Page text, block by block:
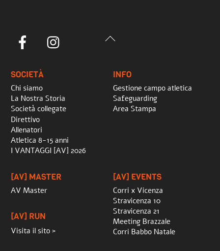
Back
Facebook
SOCIETÀ
Chi siamo
La Nostra Storia
Società collegate
Direttivo
Allenatori
Atletica 8-15 anni
I VANTAGGI [AV] 2026
INFO
Gestione campo atletica
Safeguarding
Area Stampa
[AV] MASTER
AV Master
[AV] RUN
Visita il sito >
[AV] EVENTS
Corri x Vicenza
Stravicenza 10
Stravicenza 21
Meeting Brazzale
Corri Babbo Natale